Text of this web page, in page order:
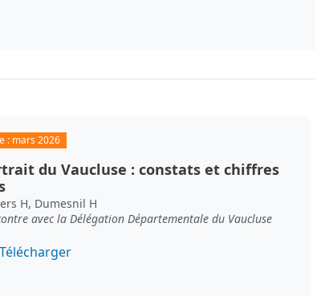
: mars 2026
du Vaucluse : constats et chiffres
H, Dumesnil H
avec la Délégation Départementale du Vaucluse
Télécharger